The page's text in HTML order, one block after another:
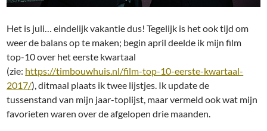
Het is juli… eindelijk vakantie dus! Tegelijk is het ook tijd om
weer de balans op te maken; begin april deelde ik mijn film
top-10 over het eerste kwartaal
(zie: https://timbouwhuis.nl/film-top-10-eerste-kwartaal-
2017/), ditmaal plaats ik twee lijstjes. Ik update de
tussenstand van mijn jaar-toplijst, maar vermeld ook wat mijn
favorieten waren over de afgelopen drie maanden.